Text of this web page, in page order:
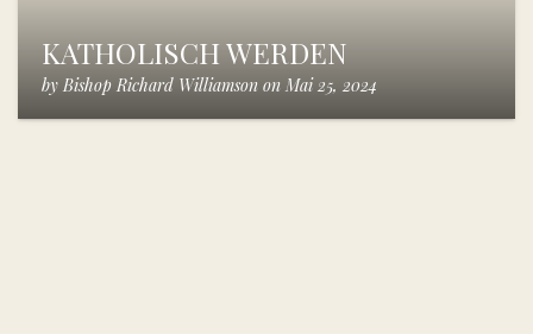
KATHOLISCH WERDEN
by Bishop Richard Williamson on Mai 25, 2024